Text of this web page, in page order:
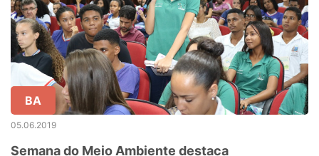
BA
05.06.2019
Semana do Meio Ambiente destaca